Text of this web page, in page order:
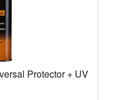
Protector + UV